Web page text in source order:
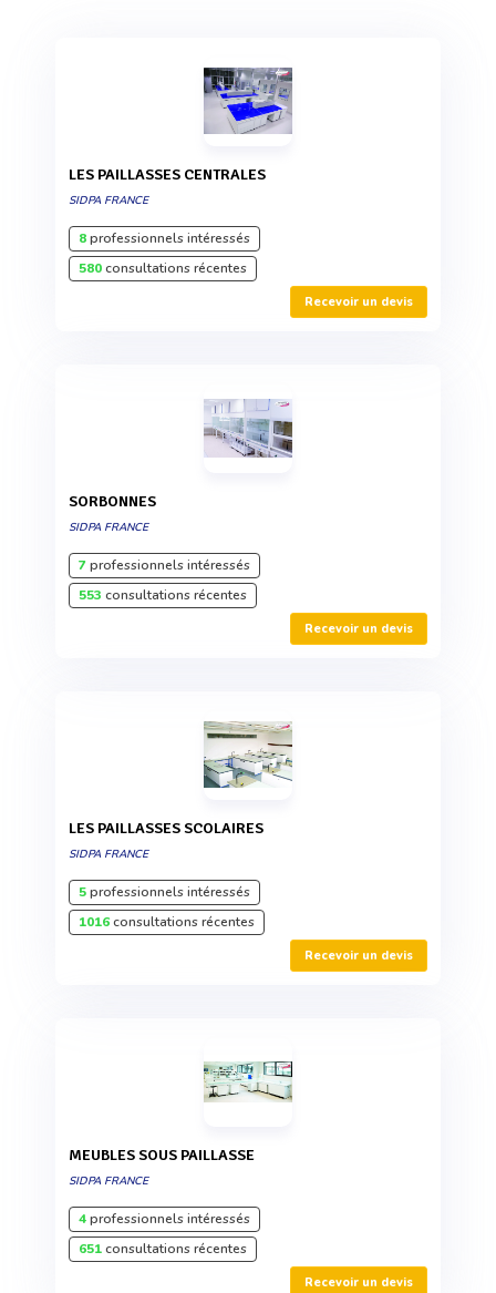
LES PAILLASSES CENTRALES
SIDPA FRANCE
8professionnels intéressés
580consultations récentes
Recevoir un devis
SORBONNES
SIDPA FRANCE
7professionnels intéressés
553 consultations récentes
Recevoir un devis
LES PAILLASSES SCOLAIRES
SIDPA FRANCE
5professionnels intéressés
1016consultations récentes
Recevoir un devis
MEUBLES SOUS PAILLASSE
SIDPA FRANCE
4professionnels intéressés
651consultations récentes
Recevoir un devis